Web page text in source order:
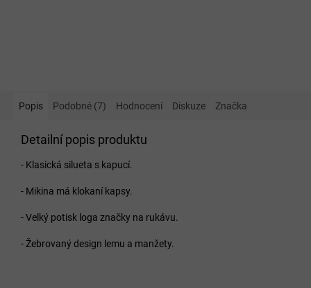
Popis Podobné (7) Hodnocení Diskuze Značka
Detailní popis produktu
- Klasická silueta s kapucí.
- Mikina má klokaní kapsy.
- Velký potisk loga značky na rukávu.
- Žebrovaný design lemu a manžety.